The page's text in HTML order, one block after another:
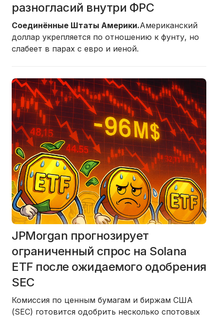
разногласий внутри ФРС
Соединённые Штаты Америки.Американский
доллар укрепляется по отношению к фунту, но
слабеет в парах с евро и иеной.
JPMorgan прогнозирует
ограниченный спрос на Solana
ETF после ожидаемого одобрения
SEC
Комиссия по ценным бумагам и биржам США
(SEC) готовится одобрить несколько спотовых